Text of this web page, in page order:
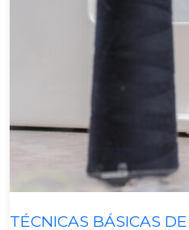
TÉCNICAS BÁSICAS